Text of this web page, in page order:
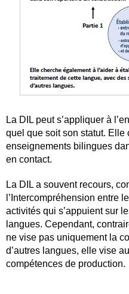
La DIL peut s’appliquer à
quel que soit son statut.
enseignements bilingues
en contact.
La DIL a souvent recours,
l’Intercompréhension entre
activités qui s’appuient sur
langues. Cependant,
ne vise pas uniquement la
d’autres langues, elle vise
compétences de production.